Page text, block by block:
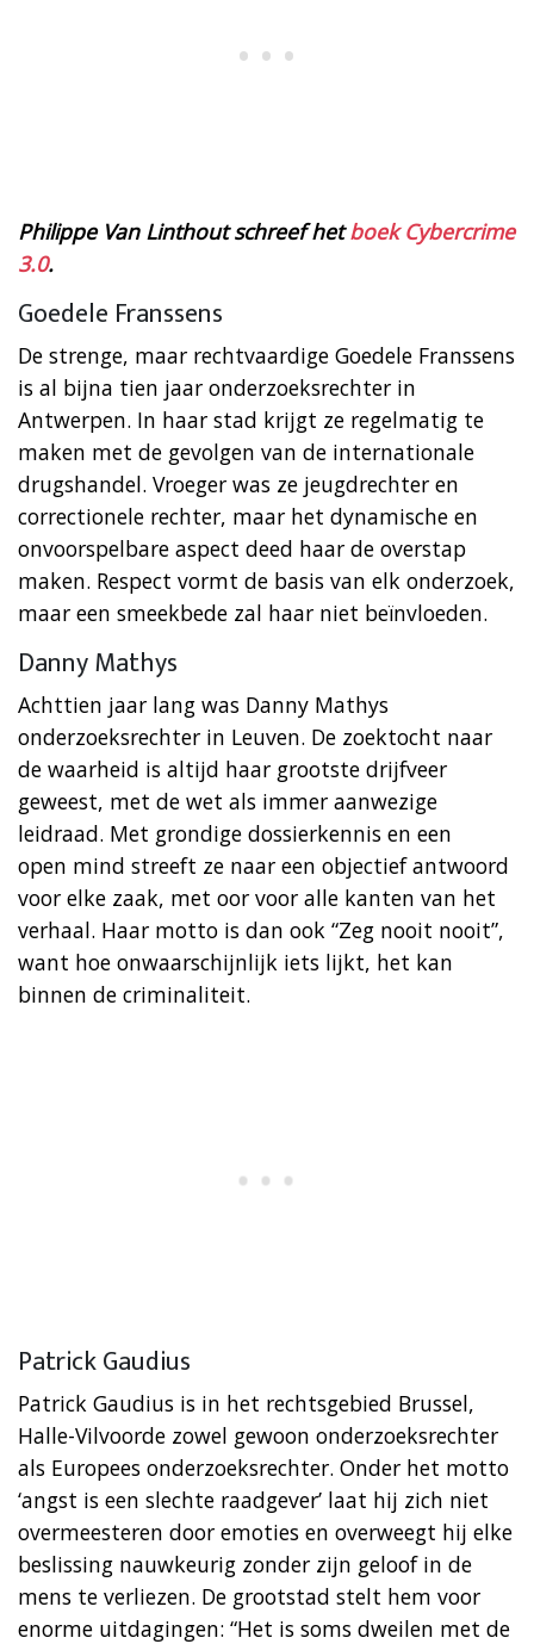
Philippe Van Linthout schreef hetboek Cybercrime
3.0.
Goedele Franssens
De strenge, maar rechtvaardige Goedele Franssens
is al bijna tien jaar onderzoeksrechter in
Antwerpen. In haar stad krijgt ze regelmatig te
maken met de gevolgen van de internationale
drugshandel. Vroeger was ze jeugdrechter en
correctionele rechter, maar het dynamische en
onvoorspelbare aspect deed haar de overstap
maken. Respect vormt de basis van elk onderzoek,
maar een smeekbede zal haar niet beïnvloeden.
Danny Mathys
Achttien jaar lang was Danny Mathys
onderzoeksrechter in Leuven. De zoektocht naar
de waarheid is altijd haar grootste drijfveer
geweest, met de wet als immer aanwezige
leidraad. Met grondige dossierkennis en een
open mind streeft ze naar een objectief antwoord
voor elke zaak, met oor voor alle kanten van het
verhaal. Haar motto is dan ook “Zeg nooit nooit”,
want hoe onwaarschijnlijk iets lijkt, het kan
binnen de criminaliteit.
Patrick Gaudius
Patrick Gaudius is in het rechtsgebied Brussel,
Halle-Vilvoorde zowel gewoon onderzoeksrechter
als Europees onderzoeksrechter. Onder het motto
‘angst is een slechte raadgever’ laat hij zich niet
overmeesteren door emoties en overweegt hij elke
beslissing nauwkeurig zonder zijn geloof in de
mens te verliezen. De grootstad stelt hem voor
enorme uitdagingen: “Het is soms dweilen met de